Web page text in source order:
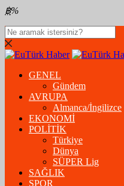
฿%
GENEL
Gündem
AVRUPA
Almanca/İngilizce
EKONOMİ
POLİTİK
Türkiye
Dünya
SÜPER Lig
SAĞLIK
SPOR